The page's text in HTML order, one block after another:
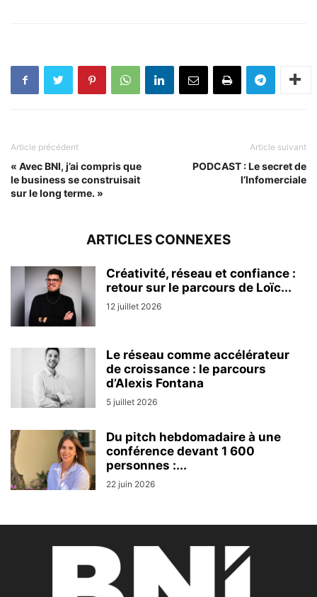
Article précédent
« Avec BNI, j’ai compris que
le business se construisait
sur le long terme. »
Article suivant
PODCAST : Le secret de
l’Infomerciale
ARTICLES CONNEXES
Créativité, réseau et confiance :
retour sur le parcours de Loïc...
12 juillet 2026
Le réseau comme accélérateur
de croissance : le parcours
d’Alexis Fontana
5 juillet 2026
Du pitch hebdomadaire à une
conférence devant 1 600
personnes :...
22 juin 2026